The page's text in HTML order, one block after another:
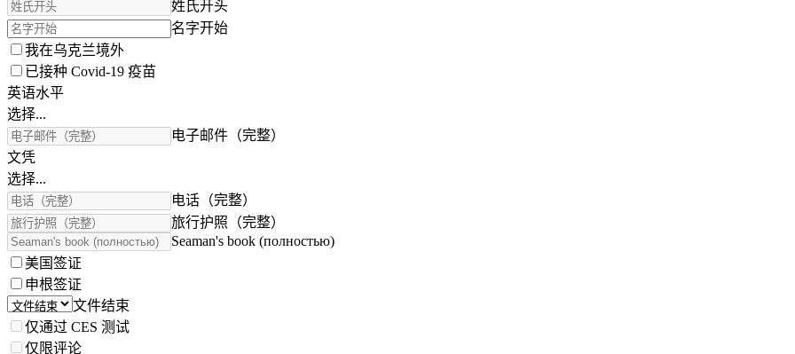
姓氏开头
名字开始
我在乌克兰境外
已接种 Covid-19 疫苗
英语水平
选择...
电子邮件（完整）
文凭
选择...
电话（完整）
旅行护照（完整）
Seaman's book (полностью)
美国签证
申根签证
文件结束
仅通过 CES 测试
仅限评论